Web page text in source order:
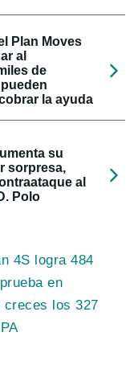
Plan Moves
al
de
la ayuda
su
sorpresa,
al
Polo
4S logra 484
en
creces los 327